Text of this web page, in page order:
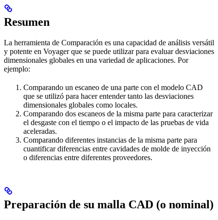
Resumen
La herramienta de Comparación es una capacidad de análisis versátil
y potente en Voyager que se puede utilizar para evaluar desviaciones
dimensionales globales en una variedad de aplicaciones. Por
ejemplo:
Comparando un escaneo de una parte con el modelo CAD
que se utilizó para hacer entender tanto las desviaciones
dimensionales globales como locales.
Comparando dos escaneos de la misma parte para caracterizar
el desgaste con el tiempo o el impacto de las pruebas de vida
aceleradas.
Comparando diferentes instancias de la misma parte para
cuantificar diferencias entre cavidades de molde de inyección
o diferencias entre diferentes proveedores.
Preparación de su malla CAD (o nominal)